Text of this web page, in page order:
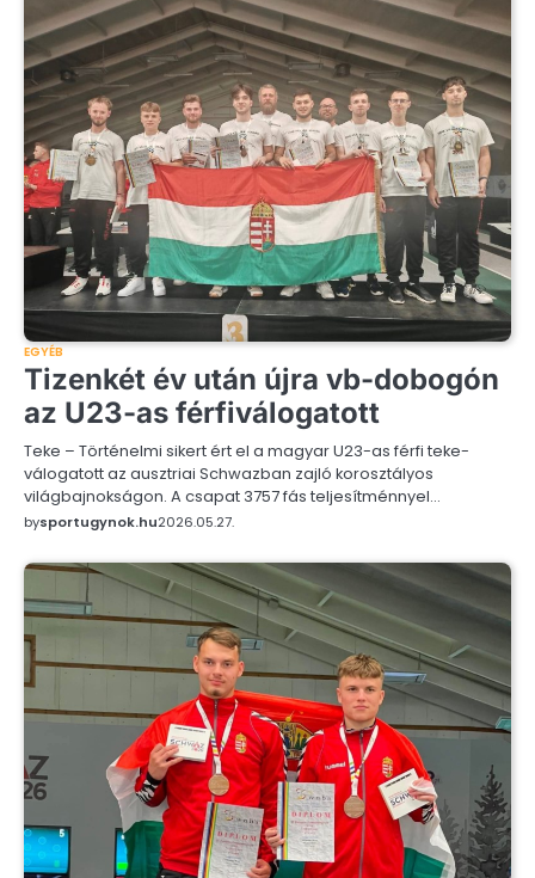
EGYÉB
Tizenkét év után újra vb-dobogón
az U23-as férfiválogatott
Teke – Történelmi sikert ért el a magyar U23-as férfi teke-
válogatott az ausztriai Schwazban zajló korosztályos
világbajnokságon. A csapat 3757 fás teljesítménnyel…
bysportugynok.hu2026.05.27.